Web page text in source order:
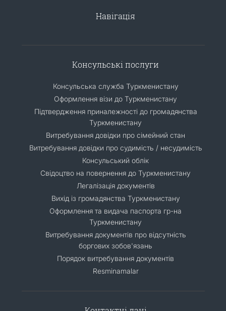
Навігація
Консульські послуги
Консульська служба Туркменистану
Оформлення візи до Туркменистану
Підтвердження приналежності до громадянства
Туркменистану
Витребування довідки про сімейний стан
Витребування довідки про судимість / несудимість
Консульський облік
Свідоцтво на повернення до Туркменистану
Легалізація документів
Вихід із громадянства Туркменистану
Оформлення та видача паспорта гр-на
Туркменистану
Витребування документів про відсутність
боргових зобов'язань
Порядок витребування документів
Resminamalar